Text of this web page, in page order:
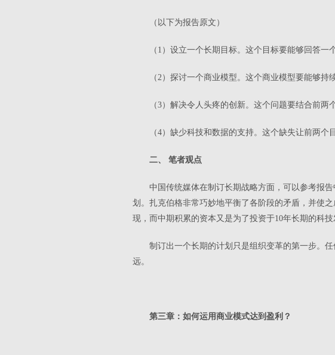
（以下为报告原文）
（1）设立一个长期目标。这个目标要能够回答
（2）探讨一个商业模型。这个商业模型要能够
（3）解决令人头疼的创新。这个问题要结合前两
（4）缺少科技和数据的支持。这个缺失让前两
二、 笔者观点
中国传统媒体在制订长期战略方面，可以参考报
划。扎克伯格非常巧妙地平衡了各阶段的矛盾，并使
现，而中期积累的资本又是为了投资于10年长期的科
制订出一个长期的计划只是组织变革的第一步。
远。
第三章：如何运用商业模式达到盈利？